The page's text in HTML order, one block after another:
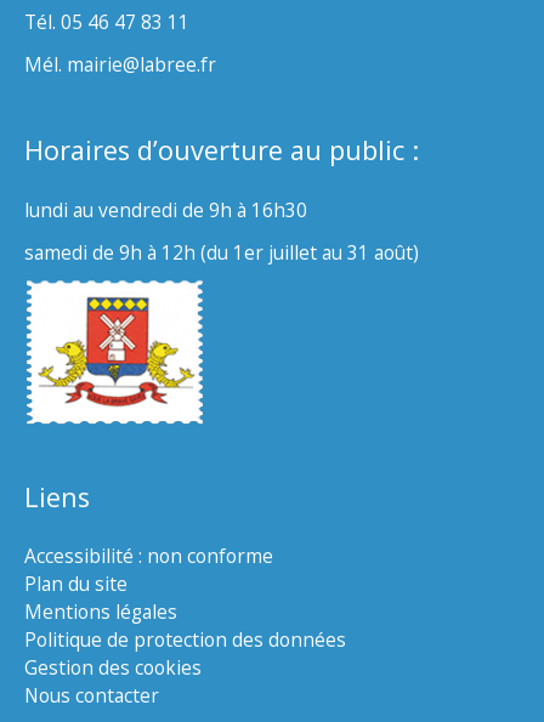
Tél. 05 46 47 83 11
Mél. mairie@labree.fr
Horaires d’ouverture au public :
lundi au vendredi de 9h à 16h30
samedi de 9h à 12h (du 1er juillet au 31 août)
Liens
Accessibilité : non conforme
Plan du site
Mentions légales
Politique de protection des données
Gestion des cookies
Nous contacter